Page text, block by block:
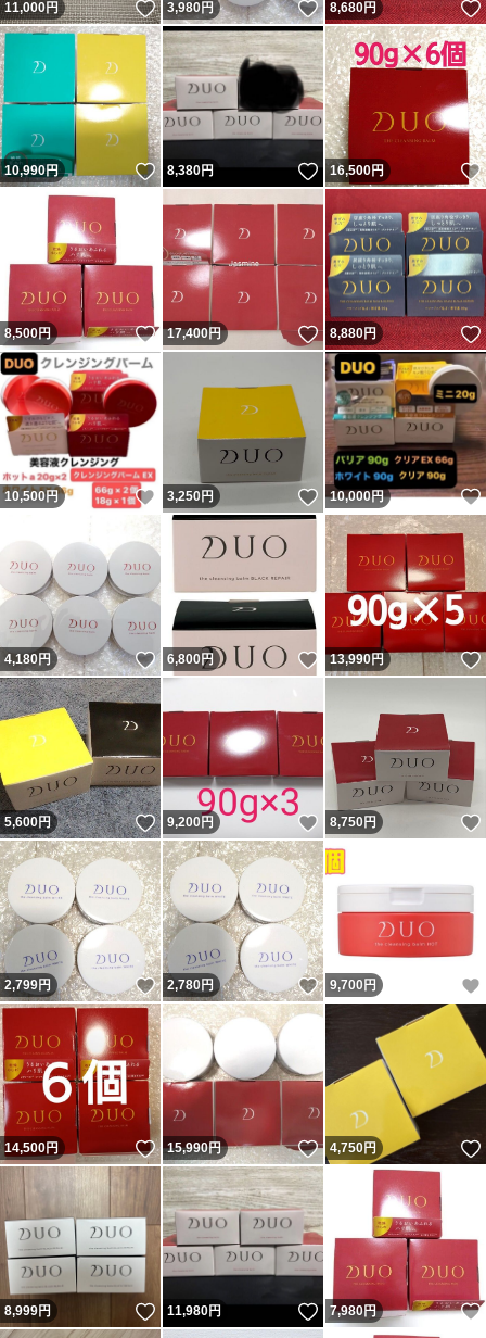
11,000円 いいね！
3,980円 いいね！
8,680円
10,990円 いいね！
8,380円 いいね！
16,500円
8,500円 いいね！
17,400円 いいね！
8,880円
10,500円 いいね！
3,250円 いいね！
10,000円
4,180円 いいね！
6,800円 いいね！
13,990円
5,600円 いいね！
9,200円 いいね！
8,750円
2,799円 いいね！
2,780円 いいね！
9,700 円
14,500円 いいね！
15,990円 いいね！
4,750円
8,999円 いいね！
11,980円 いいね！
7,980円